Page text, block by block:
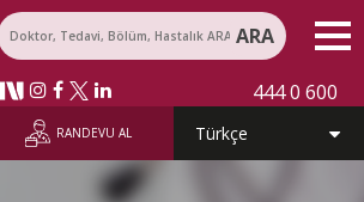
ARA
444 0 600
RANDEVU AL